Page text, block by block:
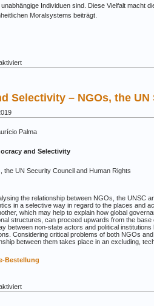
Individuen sind. Diese Vielfalt macht
Moralsystems beiträgt.
für
–
Darwinian
Evolution
a
Structure
Selectivity – NGOs, the
Palma
and Selectivity
the UN Security Council and Human Rights
the relationship between NGOs, the UNSC
in a selective way in regard to the places and
which may help to explain how global
structures, can proceed upwards from the
between non-state actors and political
Considering critical problems of both NGOs
between them takes place in an excluding,
Bestellung
für